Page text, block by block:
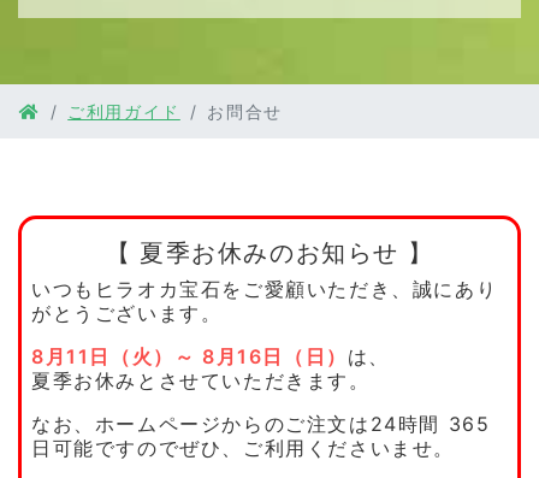
ご利用ガイド お問合せ
【 夏季お休みのお知らせ 】
いつもヒラオカ宝石をご愛顧いただき、誠にあり
がとうございます。
8月11日（火）～ 8月16日（日） は、
夏季お休みとさせていただきます。
なお、ホームページからのご注文は 24時間 365
日可能ですのでぜひ、ご利用くださいませ。